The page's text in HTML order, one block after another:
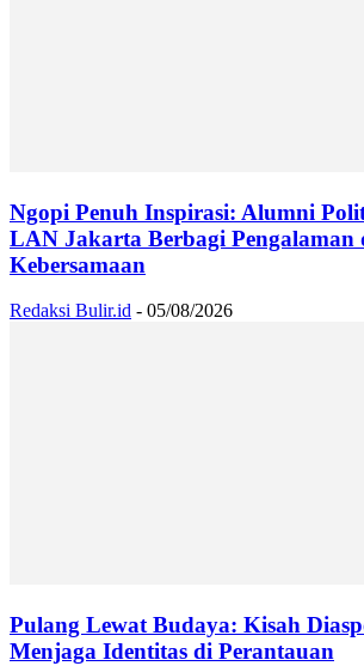
Ngopi Penuh Inspirasi: Alumni
LAN Jakarta Berbagi Pengalaman
Kebersamaan
Redaksi Bulir.id - 05/08/2026
Pulang Lewat Budaya: Kisah
Menjaga Identitas di Perantauan